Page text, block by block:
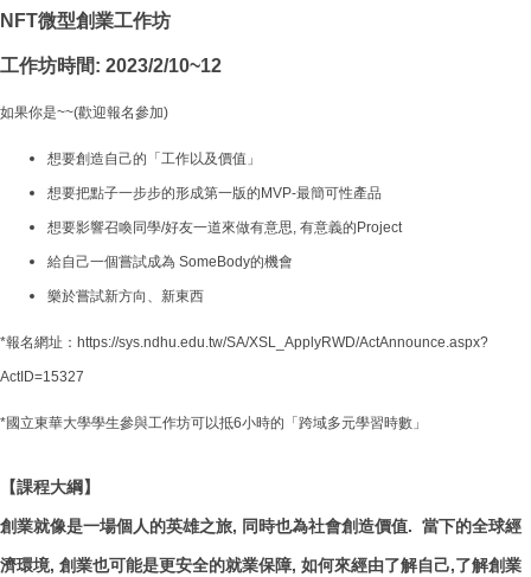
NFT微型創業工作坊
工作坊時間: 2023/2/10~12
如果你是~~(歡迎報名參加)
想要創造自己的「工作以及價值」
想要把點子一步步的形成第一版的MVP-最簡可性產品
想要影響召喚同學/好友一道來做有意思, 有意義的Project
給自己一個嘗試成為 SomeBody的機會
樂於嘗試新方向、新東西
*報名網址：https://sys.ndhu.edu.tw/SA/XSL_ApplyRWD/ActAnnounce.aspx?
ActID=15327
*國立東華大學學生參與工作坊可以抵6小時的「跨域多元學習時數」
【課程大綱】
創業就像是一場個人的英雄之旅, 同時也為社會創造價值. 當下的全球經
濟環境, 創業也可能是更安全的就業保障, 如何來經由了解自己,了解創業